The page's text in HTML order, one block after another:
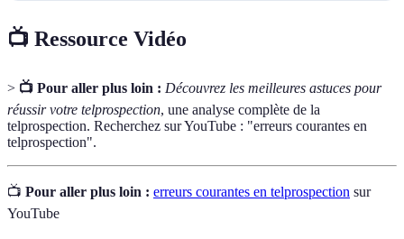
📺 Ressource Vidéo
> 📺 Pour aller plus loin : Découvrez les meilleures astuces pour
réussir votre telprospection, une analyse complète de la
telprospection. Recherchez sur YouTube : "erreurs courantes en
telprospection".
📺 Pour aller plus loin : erreurs courantes en telprospection sur
YouTube